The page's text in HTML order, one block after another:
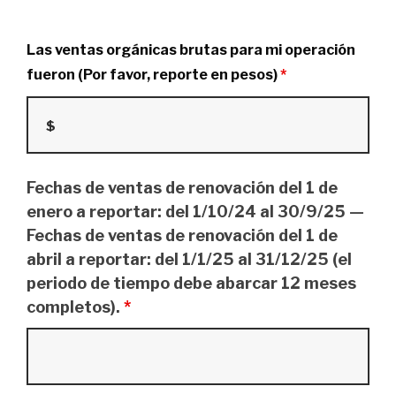
Las ventas orgánicas brutas para mi operación
fueron (Por favor, reporte en pesos)*
Fechas de ventas de renovación del 1 de
enero a reportar: del 1/10/24 al 30/9/25 —
Fechas de ventas de renovación del 1 de
abril a reportar: del 1/1/25 al 31/12/25 (el
periodo de tiempo debe abarcar 12 meses
completos). *